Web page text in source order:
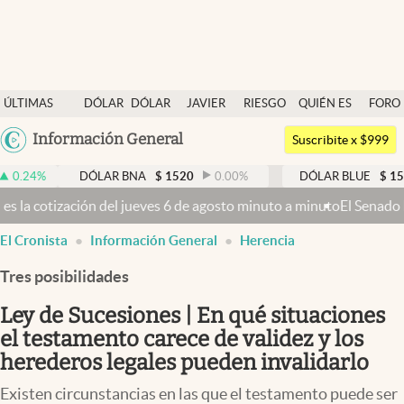
ÚLTIMAS
NOTICIAS
DÓLAR
DÓLAR
JAVIER
RIESGO
QUIÉN ES
QUIÉN
FORO
Argentina
México
Información General
Dólar
Members
Economía y Política
Finanzas y Mercados
Mercados Online
Negocios
Columnistas
Otras secciones
Suscribite x $999
DÓLAR BNA $ 1520 0.00% DÓLAR BLUE $ 1530 -
de agosto minuto a minutoEl Senado busca aprobar la Ley de
El Cronista Información General Herencia
Tres posibilidades
Ley de Sucesiones | En qué situaciones
el testamento carece de validez y los
herederos legales pueden invalidarlo
Existen circunstancias en las que el testamento puede ser